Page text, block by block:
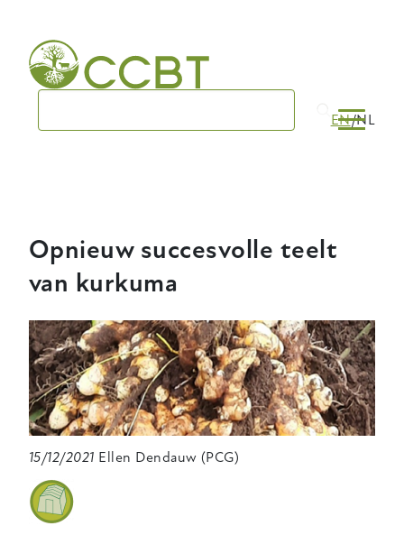
main
navigation
EN NL
Opnieuw succesvolle teelt
van kurkuma
15/12/2021 Ellen Dendauw (PCG)